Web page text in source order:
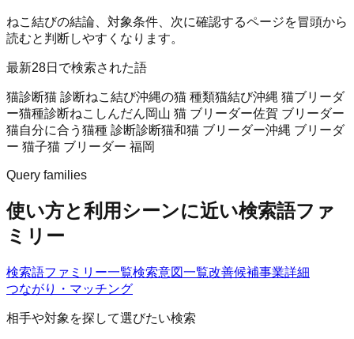
ねこ結びの結論、対象条件、次に確認するページを冒頭から
読むと判断しやすくなります。
最新28日で検索された語
猫診断猫 診断ねこ結び沖縄の猫 種類猫結び沖縄 猫ブリーダ
ー猫種診断ねこしんだん岡山 猫 ブリーダー佐賀 ブリーダー
猫自分に合う猫種 診断診断猫和猫 ブリーダー沖縄 ブリーダ
ー 猫子猫 ブリーダー 福岡
Query families
使い方と利用シーンに近い検索語ファ
ミリー
検索語ファミリー一覧検索意図一覧改善候補事業詳細
つながり・マッチング
相手や対象を探して選びたい検索